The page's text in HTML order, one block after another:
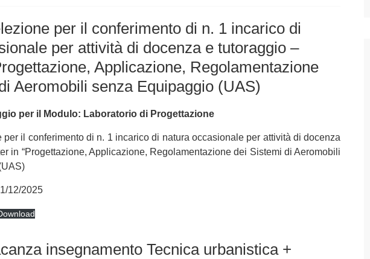
per il conferimento di n. 1 incarico di
per attività di docenza e tutoraggio –
Applicazione, Regolamentazione
Aeromobili senza Equipaggio (UAS)
per il Modulo: Laboratorio di Progettazione
il conferimento di n. 1 incarico di natura occasionale per attività di docenza
in “Progettazione, Applicazione, Regolamentazione dei Sistemi di Aeromobili
12/2025
insegnamento Tecnica urbanistica +